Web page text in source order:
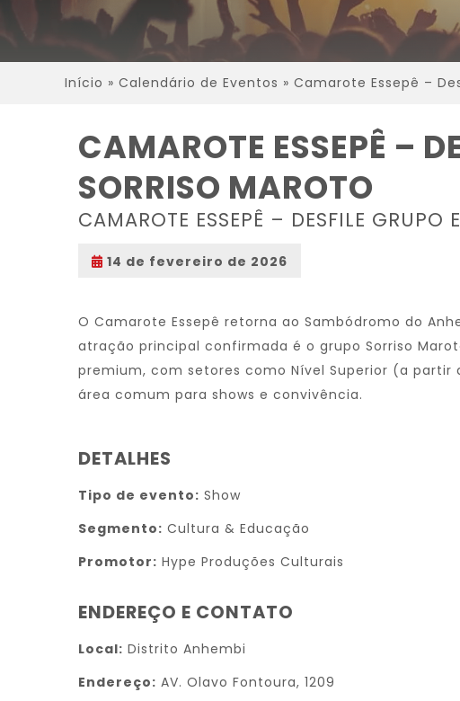
Início » Calendário de Eventos » Camarote Essepê –
CAMAROTE ESSEPÊ –
SORRISO MAROTO
CAMAROTE ESSEPÊ – DESFILE
14 de fevereiro de 2026
O Camarote Essepê retorna ao Sambódromo do
atração principal confirmada é o grupo Sorriso
premium, com setores como Nível Superior (a partir
área comum para shows e convivência.
DETALHES
Tipo de evento: Show
Segmento: Cultura & Educação
Promotor: Hype Produções Culturais
ENDEREÇO E CONTATO
Local: Distrito Anhembi
Endereço: AV. Olavo Fontoura, 1209